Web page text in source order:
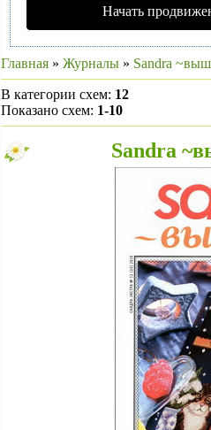
Начать
Главная » Журналы » Sandra
В категории схем: 12
Показано схем: 1-10
Sandra